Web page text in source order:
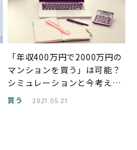
「年収400万円で2000万円の
マンションを買う」は可能？
シミュレーションと今考える
べきポイント
買う 2021.05.21